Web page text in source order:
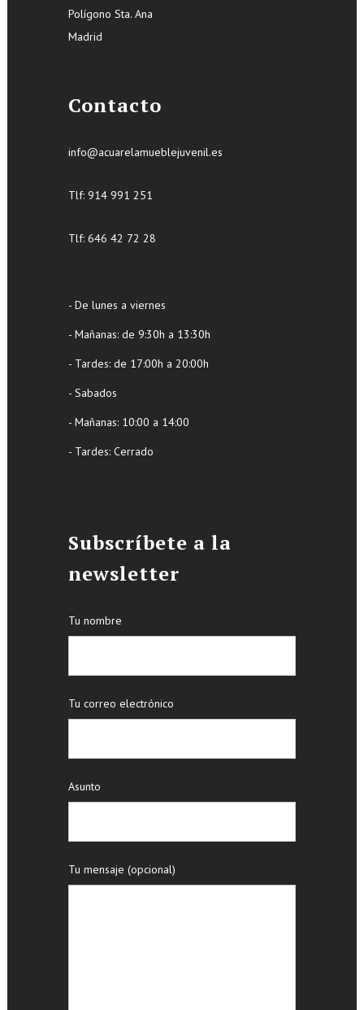
Polígono Sta. Ana
Madrid
Contacto
info@acuarelamueblejuvenil.es
Tlf: 914 991 251
Tlf: 646 42 72 28
- De lunes a viernes
- Mañanas: de 9:30h a 13:30h
- Tardes: de 17:00h a 20:00h
- Sabados
- Mañanas: 10:00 a 14:00
- Tardes: Cerrado
Subscríbete a la
newsletter
Tu nombre
Tu correo electrónico
Asunto
Tu mensaje (opcional)